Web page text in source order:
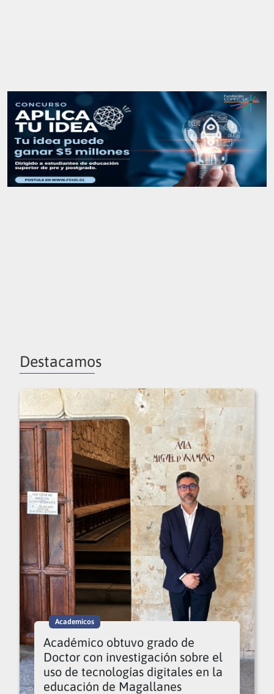
Destacamos
Academicos
Académico obtuvo grado de
Doctor con investigación sobre el
uso de tecnologías digitales en la
educación de Magallanes